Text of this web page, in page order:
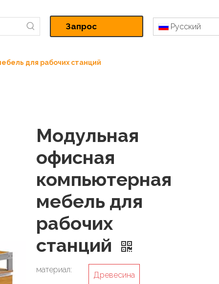
Запрос
Pусский
для рабочих станций
Модульная
офисная
компьютерная
мебель для
рабочих
станций
материал:
Древесина